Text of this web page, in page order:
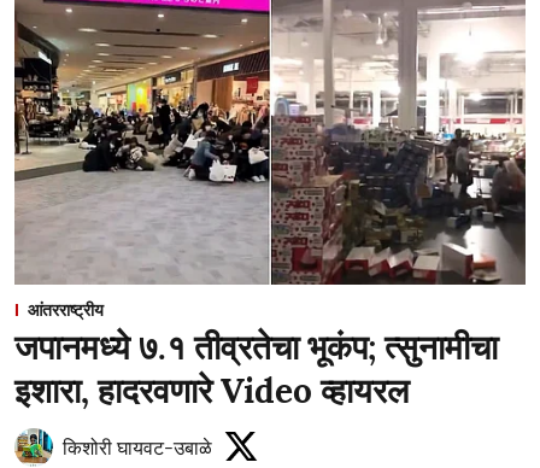
आंतरराष्ट्रीय
जपानमध्ये ७.१ तीव्रतेचा भूकंप; त्सुनामीचा
इशारा, हादरवणारे Video व्हायरल
किशोरी घायवट-उबाळे